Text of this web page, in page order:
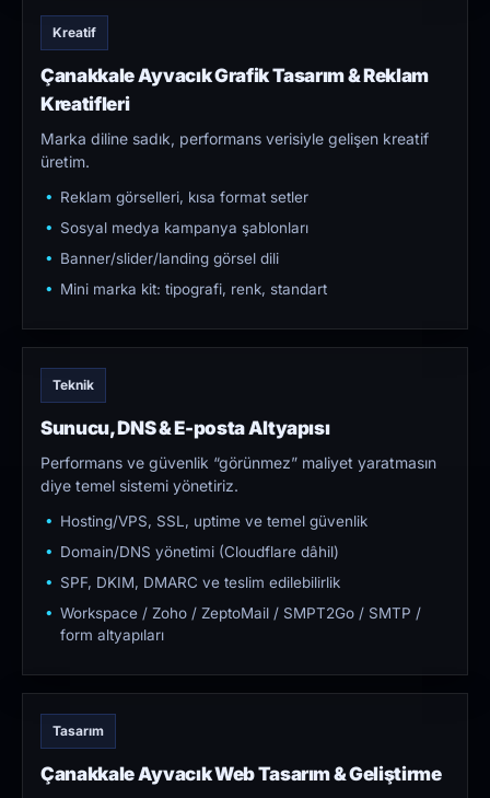
Kreatif
Çanakkale Ayvacık Grafik Tasarım & Reklam
Kreatifleri
Marka diline sadık, performans verisiyle gelişen kreatif
üretim.
Reklam görselleri, kısa format setler
Sosyal medya kampanya şablonları
Banner/slider/landing görsel dili
Mini marka kit: tipografi, renk, standart
Teknik
Sunucu, DNS & E-posta Altyapısı
Performans ve güvenlik “görünmez” maliyet yaratmasın
diye temel sistemi yönetiriz.
Hosting/VPS, SSL, uptime ve temel güvenlik
Domain/DNS yönetimi (Cloudflare dâhil)
SPF, DKIM, DMARC ve teslim edilebilirlik
Workspace / Zoho / ZeptoMail / SMPT2Go / SMTP /
form altyapıları
Tasarım
Çanakkale Ayvacık Web Tasarım & Geliştirme